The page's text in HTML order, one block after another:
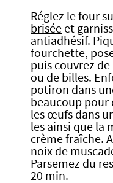
Réglez le four
brisée et
antiadhésif.
fourchette,
puis couvrez de
ou de billes.
potiron dans
beaucoup pour
les œufs dans
les ainsi que la
crème fraîche.
noix de
Parsemez du
20 min.